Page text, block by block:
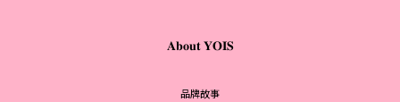
𝐀𝐛𝐨𝐮𝐭 𝐘𝐎𝐈𝐒
品牌故事